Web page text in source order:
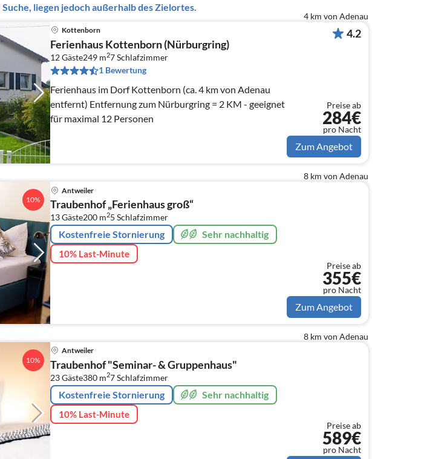
liegen jedoch außerhalb des Zielortes.
4 km von Adenau
Kottenborn
Ferienhaus Kottenborn (Nürburgring)
12 Gäste249 m27Schlafzimmer
1 Bewertung
Ferienhaus im Dorf Kottenborn (ca. 4 km von Adenau
entfernt) Entfernung zum Nürburgring = 2 KM - geeignet
für maximal 12 Personen
4.2
Preise ab
284€
pro Nacht
Zum Angebot
10%
8 km von Adenau
Antweiler
Traubenhof „Ferienhaus groß“
13 Gäste200 m25 Schlafzimmer
Kostenfreie Stornierung Sehr nachhaltig
10% Last-Minute
Preise ab
355€
pro Nacht
Zum Angebot
10%
8 km von Adenau
Antweiler
Traubenhof "Seminar- & Gruppenhaus"
23 Gäste380 m27Schlafzimmer
Kostenfreie Stornierung Sehr nachhaltig
10% Last-Minute
Preise ab
589€
pro Nacht